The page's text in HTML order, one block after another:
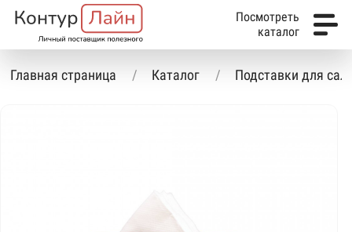
Посмотреть
каталог
Главная страница Каталог Подставки для